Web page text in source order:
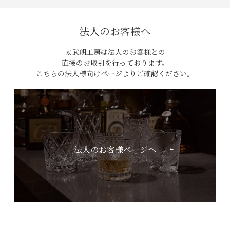
法人のお客様へ
太武朗工房は法人のお客様との
直接のお取引を行っております。
こちらの法人様向けページよりご確認ください。
法人のお客様ページへ